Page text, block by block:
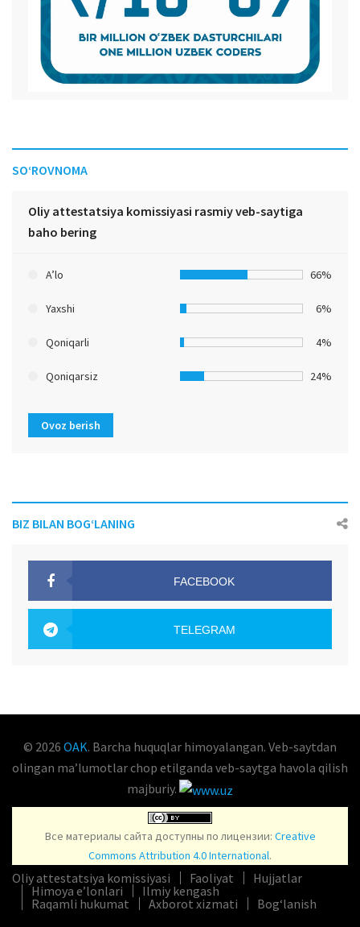
SO‘ROVNOMA
Oliy attestatsiya komissiyasi rasmiy veb-saytiga
baho bering
A’lo 66%
Yaxshi 6%
Qoniqarli 4%
Qoniqarsiz 24%
Ovoz berish
BIZ BILAN BOG‘LANING
FACEBOOK
TELEGRAM
© 2026 OAK. Barcha huquqlar himoyalangan. Veb-saytdan
olingan maʼlumotlar chop etilganda veb-saytga havola qilish
majburiy.
Все материалы сайта доступны по лицензии: Creative
Commons Attribution 4.0 International.
Oliy attestatsiya komissiyasi Faoliyat
Hujjatlar
Himoya e’lonlari
Ilmiy kengash
Raqamli hukumat
Axborot xizmati Bog‘lanish